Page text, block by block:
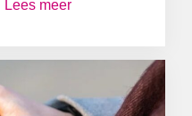
Lees meer